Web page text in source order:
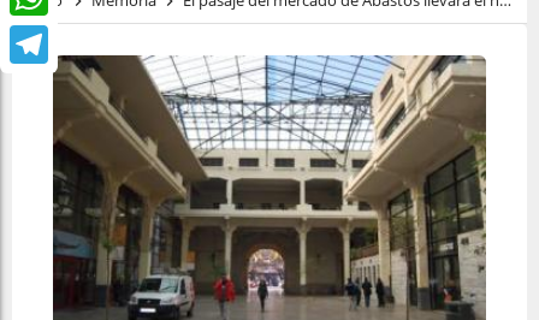
WhatsApp
Telegram